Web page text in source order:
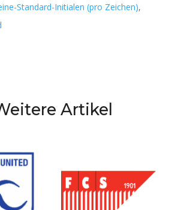
Standard-Initialen (pro Zeichen),
Artikel